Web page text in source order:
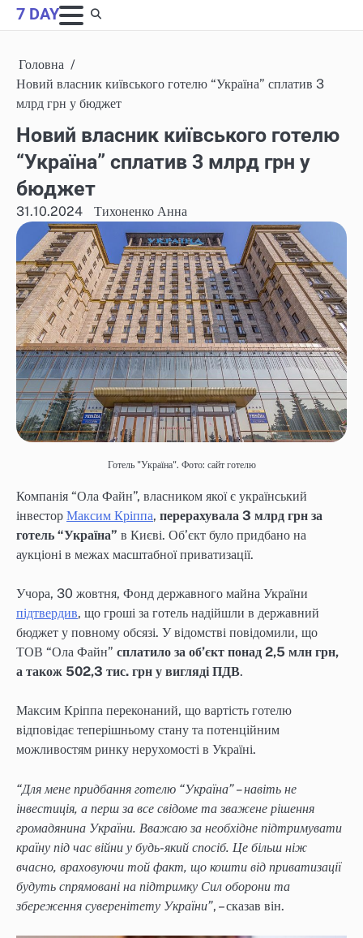
Skip
to
7 DAY
Головна
Новий власник київського готелю “Україна” сплатив 3
млрд грн у бюджет
Новий власник київського готелю
“Україна” сплатив 3 млрд грн у
бюджет
31.10.2024 Тихоненко Анна
Готель "Україна". Фото: сайт готелю
Компанія “Ола Файн”, власником якої є український
інвестор Максим Кріппа, перерахувала 3 млрд грн за
готель “Україна” в Києві. Об’єкт було придбано на
аукціоні в межах масштабної приватизації.
Учора, 30 жовтня, Фонд державного майна України
підтвердив, що гроші за готель надійшли в державний
бюджет у повному обсязі. У відомстві повідомили, що
ТОВ “Ола Файн” сплатило за об’єкт понад 2,5 млн грн,
а також 502,3 тис. грн у вигляді ПДВ.
Максим Кріппа переконаний, що вартість готелю
відповідає теперішньому стану та потенційним
можливостям ринку нерухомості в Україні.
“Для мене придбання готелю “Україна” – навіть не
інвестиція, а перш за все свідоме та зважене рішення
громадянина України. Вважаю за необхідне підтримувати
країну під час війни у будь-який спосіб. Це більш ніж
вчасно, враховуючи той факт, що кошти від приватизації
будуть спрямовані на підтримку Сил оборони та
збереження суверенітету України”, – сказав він.